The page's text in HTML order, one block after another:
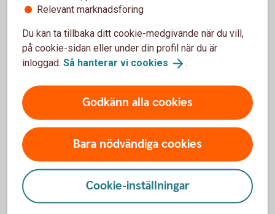
Styrelsen har beslutat om för hög
utdelning
Om bolaget delar ut mer pengar än vad som är tillåtet enligt
återbetalningsskyldiga.
Ledningen har fattat beslut som
skadar bolaget
Om styrelseledamöter, inflytelserik aktieägare eller vd med
vilje, eller på grund av slarv, skadar bolaget, andra
aktieägare eller leverantörer kan de bli skyldiga att betala
Relevant marknadsföring
Du kan ta tillbaka ditt cookie-medgivande när du vill,
på cookie-sidan eller under din profil när du är
inloggad. Så hanterar vi cookies .
Godkänn alla cookies
Bara nödvändiga cookies
Cookie-inställningar